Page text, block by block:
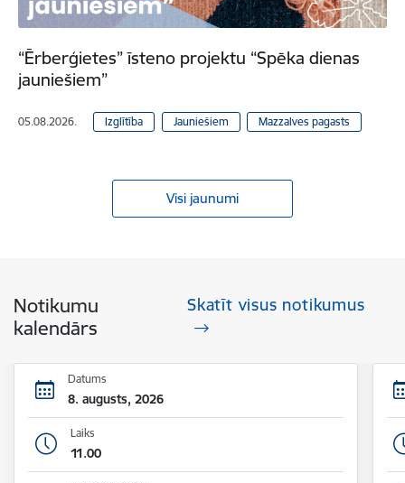
“Ērberģietes” īsteno projektu “Spēka dienas
jauniešiem”
05.08.2026. Izglītība Jauniešiem Mazzalves pagasts
Visi jaunumi
Notikumu
kalendārs
Skatīt visus notikumus
Datums
8. augusts, 2026
Laiks
11.00